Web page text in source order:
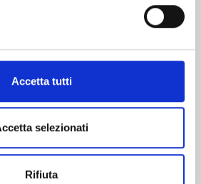
Accetta tutti
selezionati
Rifiuta
Mostra tutto